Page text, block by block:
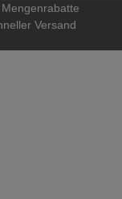
Mengenrabatte
Versand